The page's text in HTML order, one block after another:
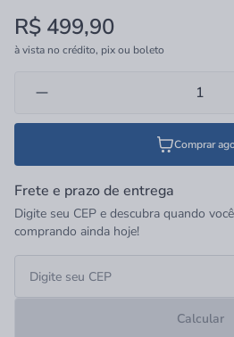
R$ 499,90
à vista no crédito, pix ou boleto
Comprar
Frete e prazo de entrega
Digite seu CEP e descubra quando
comprando ainda hoje!
Calcular